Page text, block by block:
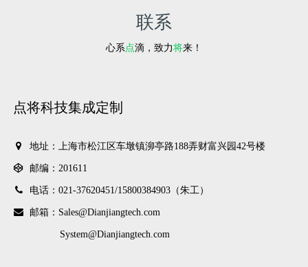
联系
心系点滴，致力将来！
点将科技集成定制
地址：上海市松江区车墩镇泖亭路188弄财富兴园42号楼
邮编：201611
电话：021-37620451/15800384903（朱工）
邮箱：Sales@Dianjiangtech.com
System@Dianjiangtech.com